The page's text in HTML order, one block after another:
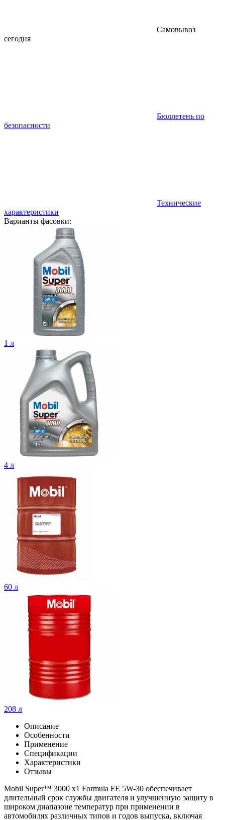
Самовывоз
сегодня
Бюллетень по
безопасности
Технические
характеристики
Варианты фасовки:
1 л
4 л
60 л
208 л
Описание
Особенности
Применение
Спецификации
Характеристики
Отзывы
Mobil Super™ 3000 x1 Formula FE 5W-30 обеспечивает
длительный срок службы двигателя и улучшенную защиту в
широком диапазоне температур при применении в
автомобилях различных типов и годов выпуска, включая